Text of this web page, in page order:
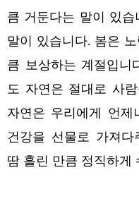
큼 거둔다는 말이 있
말이 있습니다. 봄은
큼 보상하는 계절입니
도 자연은 절대로 사
자연은 우리에게 언
건강을 선물로 가져
땀 흘린 만큼 정직하게